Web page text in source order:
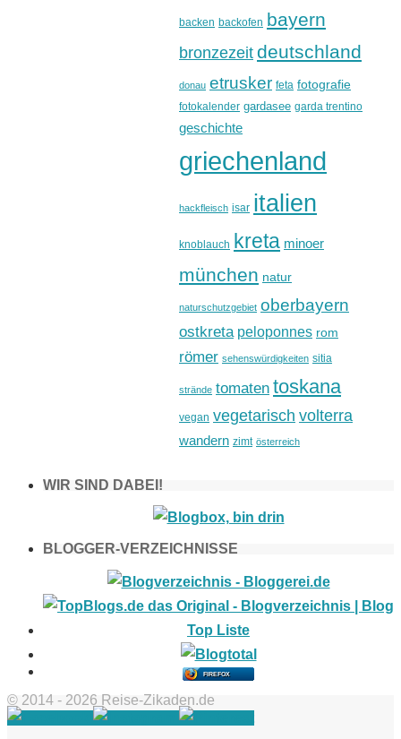
backen backofen bayern
bronzezeit deutschland
donau etrusker feta fotografie
fotokalender gardasee garda trentino
geschichte
griechenland
hackfleisch isar italien
knoblauch kreta minoer
münchen natur
naturschutzgebiet oberbayern
ostkreta peloponnes rom
römer sehenswürdigkeiten sitia
strände tomaten toskana
vegan vegetarisch volterra
wandern zimt österreich
WIR SIND DABEI!
BLOGGER-VERZEICHNISSE
FIREFOX
© 2014 - 2026 Reise-Zikaden.de